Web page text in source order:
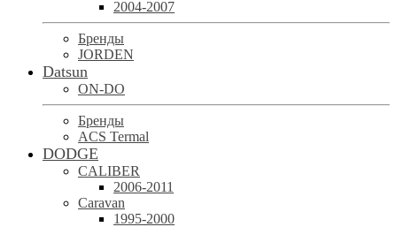
2004-2007
Бренды
JORDEN
Datsun
ON-DO
Бренды
ACS Termal
DODGE
CALIBER
2006-2011
Caravan
1995-2000